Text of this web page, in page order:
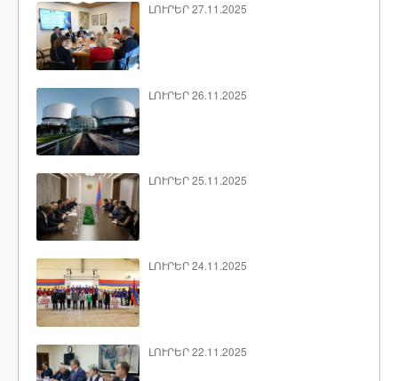
ԼՈՒՐԵՐ 27.11.2025
ԼՈՒՐԵՐ 26.11.2025
ԼՈՒՐԵՐ 25.11.2025
ԼՈՒՐԵՐ 24.11.2025
ԼՈՒՐԵՐ 22.11.2025